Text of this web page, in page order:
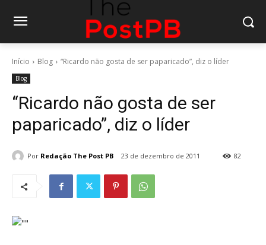
Início Blog “Ricardo não gosta de ser paparicado”, diz o líder
Blog
“Ricardo não gosta de ser
paparicado”, diz o líder
Por Redação The Post PB 23 de dezembro de 2011 82